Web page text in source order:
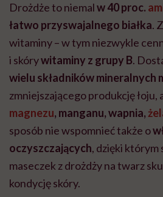
Drożdże to niemalw 40 proc.
łatwo przyswajalnego białka.
witaminy – w tym niezwykle
i skórywitaminy z grupy B.
wielu składników mineralnych
zmniejszającego produkcję łoju,
magnezu, manganu, wapnia,
sposób nie wspomnieć także o
oczyszczających, dzięki którym
maseczek z drożdży na twarz
kondycję skóry.